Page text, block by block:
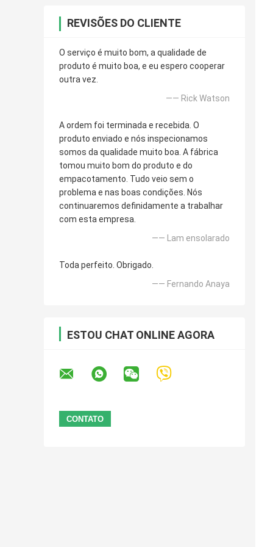
REVISÕES DO CLIENTE
O serviço é muito bom, a qualidade de
produto é muito boa, e eu espero cooperar
outra vez.
—— Rick Watson
A ordem foi terminada e recebida. O
produto enviado e nós inspecionamos
somos da qualidade muito boa. A fábrica
tomou muito bom do produto e do
empacotamento. Tudo veio sem o
problema e nas boas condições. Nós
continuaremos definidamente a trabalhar
com esta empresa.
—— Lam ensolarado
Toda perfeito. Obrigado.
—— Fernando Anaya
ESTOU CHAT ONLINE AGORA